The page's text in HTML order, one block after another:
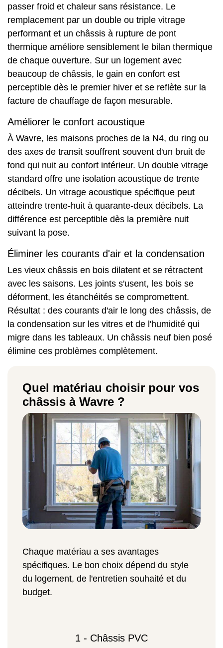
passer froid et chaleur sans résistance. Le
remplacement par un double ou triple vitrage
performant et un châssis à rupture de pont
thermique améliore sensiblement le bilan thermique
de chaque ouverture. Sur un logement avec
beaucoup de châssis, le gain en confort est
perceptible dès le premier hiver et se reflète sur la
facture de chauffage de façon mesurable.
Améliorer le confort acoustique
À Wavre, les maisons proches de la N4, du ring ou
des axes de transit souffrent souvent d'un bruit de
fond qui nuit au confort intérieur. Un double vitrage
standard offre une isolation acoustique de trente
décibels. Un vitrage acoustique spécifique peut
atteindre trente-huit à quarante-deux décibels. La
différence est perceptible dès la première nuit
suivant la pose.
Éliminer les courants d'air et la condensation
Les vieux châssis en bois dilatent et se rétractent
avec les saisons. Les joints s'usent, les bois se
déforment, les étanchéités se compromettent.
Résultat : des courants d'air le long des châssis, de
la condensation sur les vitres et de l'humidité qui
migre dans les tableaux. Un châssis neuf bien posé
élimine ces problèmes complètement.
Quel matériau choisir pour vos
châssis à Wavre ?
Chaque matériau a ses avantages
spécifiques. Le bon choix dépend du style
du logement, de l'entretien souhaité et du
budget.
1 - Châssis PVC